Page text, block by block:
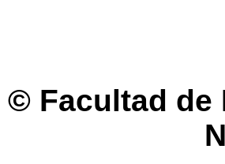
© Facultad de